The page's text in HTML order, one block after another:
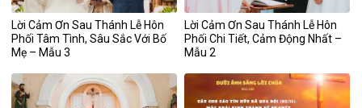
Lời Cảm Ơn Sau Thánh Lễ Hôn
Phối Tâm Tình, Sâu Sắc Với Bố
Mẹ – Mẫu 3
Lời Cảm Ơn Sau Thánh Lễ Hôn
Phối Chi Tiết, Cảm Động Nhất –
Mẫu 2